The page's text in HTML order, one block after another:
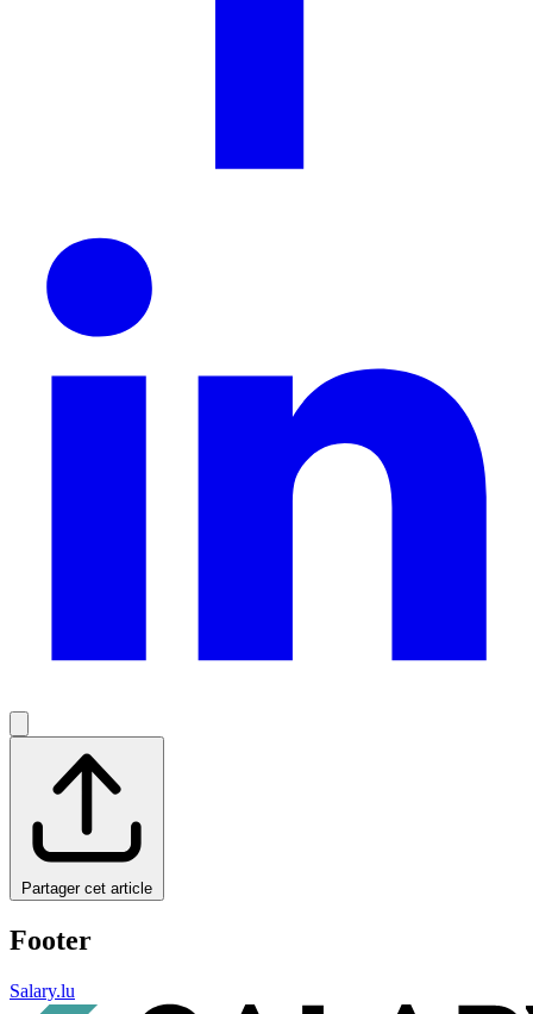
Partager cet article
Footer
Salary.lu